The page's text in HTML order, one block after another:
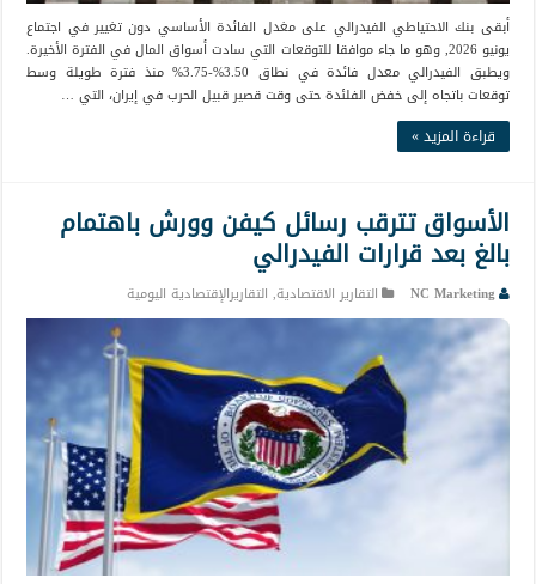
أبقى بنك الاحتياطي الفيدرالي على مغدل الفائدة الأساسي دون تغيير في اجتماع
يونيو 2026, وهو ما جاء موافقا للتوقعات التي سادت أسواق المال في الفترة الأخيرة.
ويطبق الفيدرالي معدل فائدة في نطاق 3.50%-3.75% منذ فترة طويلة وسط
توقعات باتجاه إلى خفض الفلئدة حتى وقت قصير قبيل الحرب في إيران، التي …
قراءة المزيد »
الأسواق تترقب رسائل كيفن وورش باهتمام
بالغ بعد قرارات الفيدرالي
NC Marketing التقارير الاقتصادية, التقاريرالإقتصادية اليومية